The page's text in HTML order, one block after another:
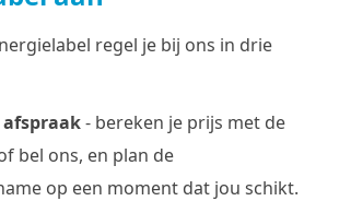
regel je bij ons in drie
- bereken je prijs met de
bel ons, en plan de
op een moment dat jou schikt.